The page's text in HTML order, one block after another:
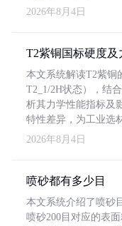
2026年8月4日
T2紫铜国标硬度
本文系统解读T2紫铜
T2_1/2H状态），结
析其力学性能指标及
特性差异，为工业选
2026年8月4日
喷砂都有多少目
本文系统介绍了喷砂
喷砂200目对应的表